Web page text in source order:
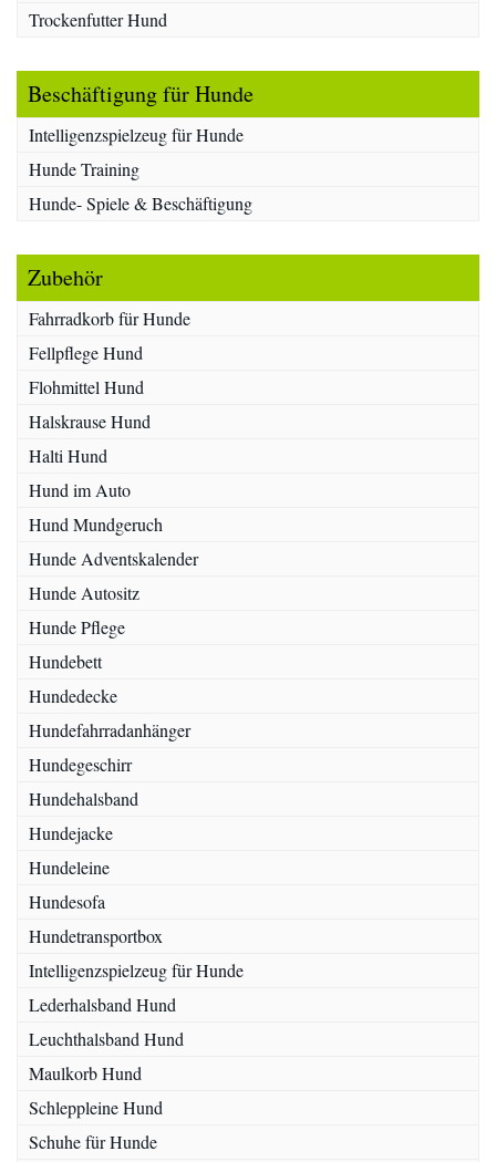
Trockenfutter Hund
Beschäftigung für Hunde
Intelligenzspielzeug für Hunde
Hunde Training
Hunde- Spiele & Beschäftigung
Zubehör
Fahrradkorb für Hunde
Fellpflege Hund
Flohmittel Hund
Halskrause Hund
Halti Hund
Hund im Auto
Hund Mundgeruch
Hunde Adventskalender
Hunde Autositz
Hunde Pflege
Hundebett
Hundedecke
Hundefahrradanhänger
Hundegeschirr
Hundehalsband
Hundejacke
Hundeleine
Hundesofa
Hundetransportbox
Intelligenzspielzeug für Hunde
Lederhalsband Hund
Leuchthalsband Hund
Maulkorb Hund
Schleppleine Hund
Schuhe für Hunde